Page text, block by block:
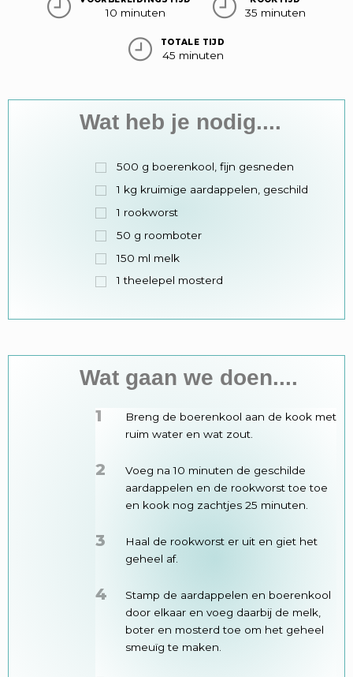
10 minuten 35 minuten
TOTALE TIJD
45 minuten
Wat heb je nodig....
500 g boerenkool, fijn gesneden
1 kg kruimige aardappelen, geschild
1 rookworst
50 g roomboter
150 ml melk
1 theelepel mosterd
Wat gaan we doen....
1
Breng de boerenkool aan de kook met
ruim water en wat zout.
2
Voeg na 10 minuten de geschilde
aardappelen en de rookworst toe toe
en kook nog zachtjes 25 minuten.
3
Haal de rookworst er uit en giet het
geheel af.
4
Stamp de aardappelen en boerenkool
door elkaar en voeg daarbij de melk,
boter en mosterd toe om het geheel
smeuïg te maken.